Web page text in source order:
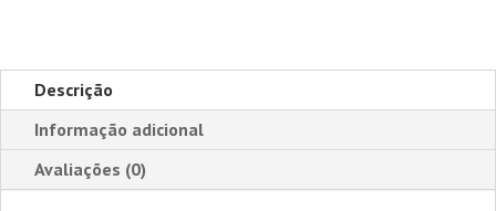
Descrição
Informação adicional
Avaliações (0)